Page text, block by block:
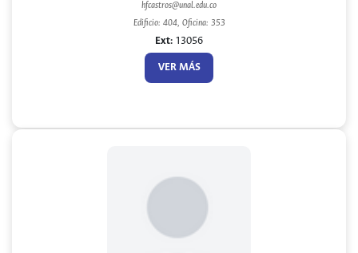
hfcastros@unal.edu.co
Edificio: 404, Oficina: 353
Ext: 13056
VER MÁS